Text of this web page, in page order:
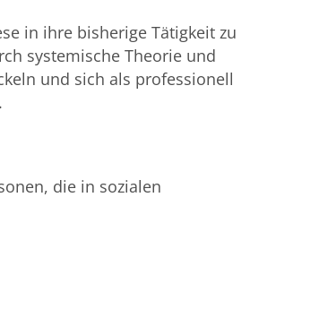
in ihre bisherige Tätigkeit zu
systemische Theorie und
und sich als professionell
die in sozialen